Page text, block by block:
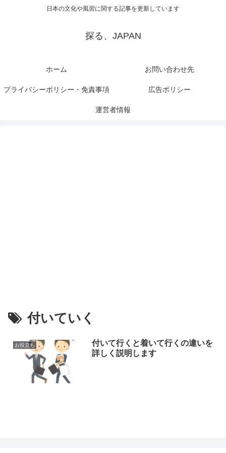
日本の文化や風習に関する記事を更新しています
探る、JAPAN
ホーム お問い合わせ先
プライバシーポリシー・免責事項 広告ポリシー
運営者情報
付いていく
お役立ち
付いて行くと着いて行くの違いを
詳しく説明します